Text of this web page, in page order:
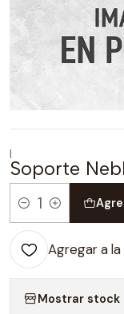
|
Soporte
Cantidad
Agregar a
Mostrar stock